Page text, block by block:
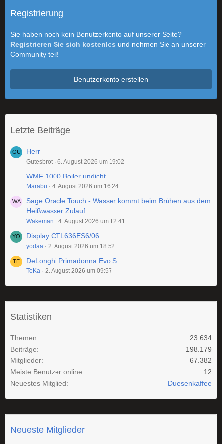
Registrierung
Sie haben noch kein Benutzerkonto auf unserer Seite?
Registrieren Sie sich kostenlos und nehmen Sie an unserer
Community teil!
Benutzerkonto erstellen
Letzte Beiträge
Herr
Gutesbrot 6. August 2026 um 19:02
WMF 1000 Boiler undicht
Marabu 4. August 2026 um 16:24
Sage Oracle Touch - Wasser kommt beim Brühen aus dem
Heißwasser Zulauf
Wakeman 4. August 2026 um 12:41
Display CTL636ES6/06
yodaa 2. August 2026 um 18:52
DeLonghi Primadonna Evo S
TeKa 2. August 2026 um 09:57
Statistiken
Themen
23.634
Beiträge
198.179
Mitglieder
67.382
Meiste Benutzer online
12
Neuestes Mitglied
Duesenkaffee
Neueste Mitglieder